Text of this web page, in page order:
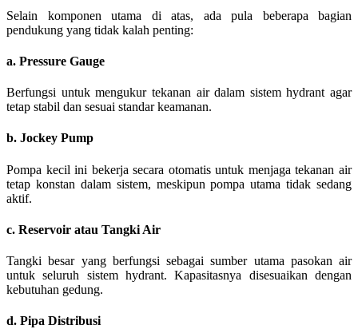
Selain komponen utama di atas, ada pula beberapa bagian
pendukung yang tidak kalah penting:
a. Pressure Gauge
Berfungsi untuk mengukur tekanan air dalam sistem hydrant agar
tetap stabil dan sesuai standar keamanan.
b. Jockey Pump
Pompa kecil ini bekerja secara otomatis untuk menjaga tekanan air
tetap konstan dalam sistem, meskipun pompa utama tidak sedang
aktif.
c. Reservoir atau Tangki Air
Tangki besar yang berfungsi sebagai sumber utama pasokan air
untuk seluruh sistem hydrant. Kapasitasnya disesuaikan dengan
kebutuhan gedung.
d. Pipa Distribusi